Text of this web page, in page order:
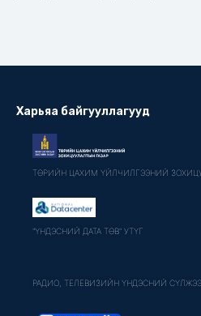
Харьяа байгууллагууд
ТӨРИЙН ЦАХИМ ҮЙЛЧИЛГЭЭНИЙ
"ҮНДЭСНИЙ ДАТА ТӨВ" УТҮГ
РАДИО, ТЕЛЕВИЗИЙН ҮНДЭСНИЙ СҮЛЖЭЭ